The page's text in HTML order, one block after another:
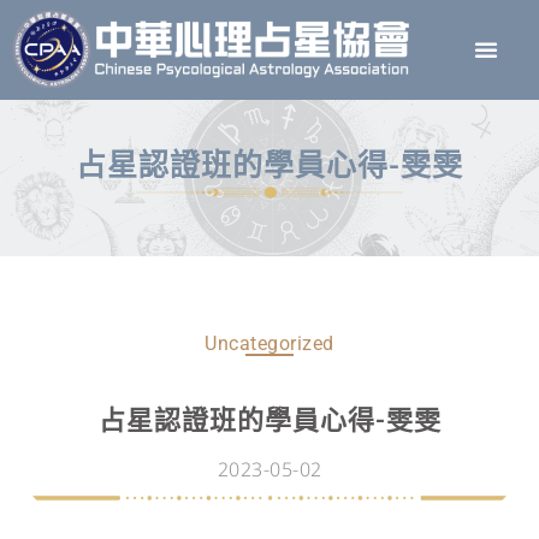
占星認證班的學員心得-雯雯
Uncategorized
占星認證班的學員心得-雯雯
2023-05-02